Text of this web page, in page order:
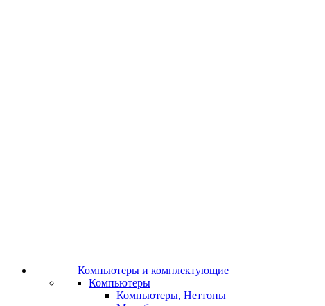
Компьютеры и комплектующие
Компьютеры
Компьютеры, Неттопы